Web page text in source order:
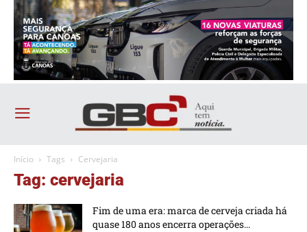
Início Tags Cervejaria
Tag: cervejaria
Fim de uma era: marca de cerveja criada há
quase 180 anos encerra operações...